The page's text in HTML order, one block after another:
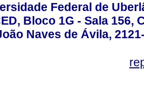
Federal de
Bloco 1G - Sala 156,
Naves de Ávila,